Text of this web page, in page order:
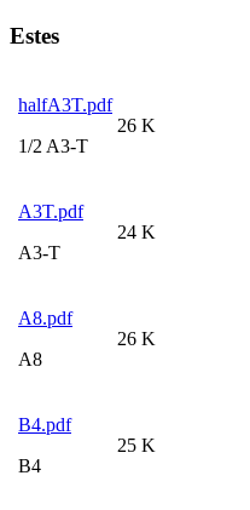
Estes
halfA3T.pdf
1/2 A3-T
26 K
A3T.pdf
A3-T
24 K
A8.pdf
A8
26 K
B4.pdf
B4
25 K